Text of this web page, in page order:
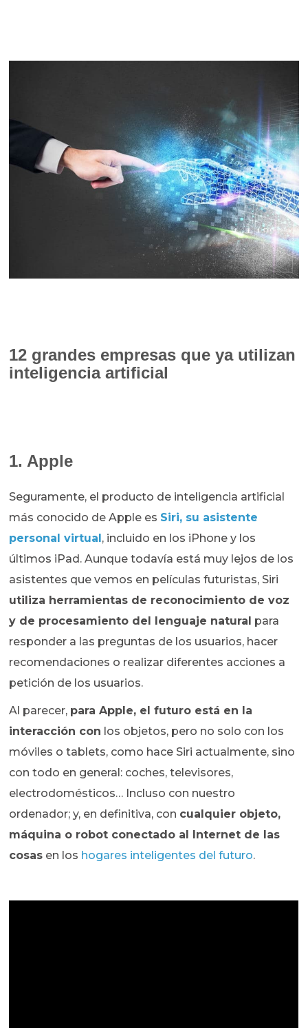
12 grandes empresas que ya utilizan
inteligencia artificial
1. Apple
Seguramente, el producto de inteligencia artificial
más conocido de Apple es Siri, su asistente
personal virtual , incluido en los iPhone y los
últimos iPad. Aunque todavía está muy lejos de los
asistentes que vemos en películas futuristas, Siri
utiliza herramientas de reconocimiento de voz
y de procesamiento del lenguaje natural para
responder a las preguntas de los usuarios, hacer
recomendaciones o realizar diferentes acciones a
petición de los usuarios.
Al parecer, para Apple, el futuro está en la
interacción con los objetos, pero no solo con los
móviles o tablets, como hace Siri actualmente, sino
con todo en general: coches, televisores,
electrodomésticos… Incluso con nuestro
ordenador; y, en definitiva, con cualquier objeto,
máquina o robot conectado al Internet de las
cosas en los hogares inteligentes del futuro.